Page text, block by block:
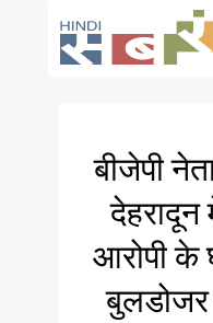
बीजेपी
देहरादून
आरोपी के